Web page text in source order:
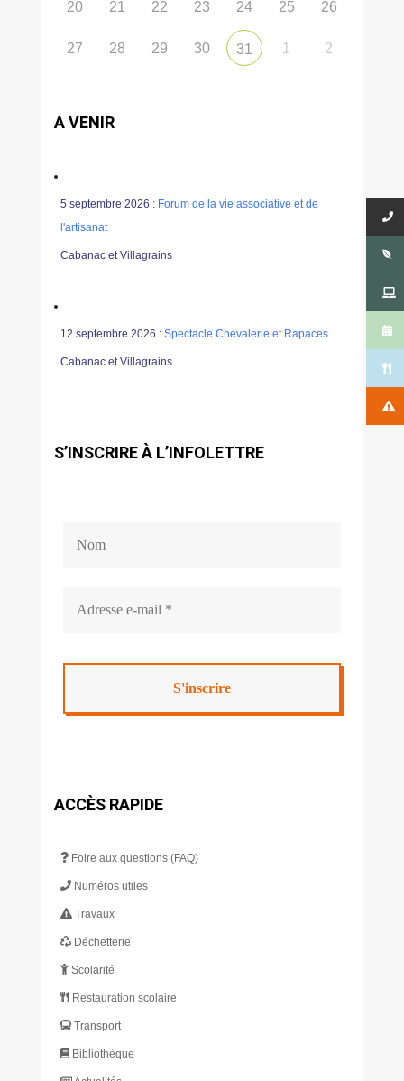
20 21 22 23 24 25 26
27 28 29 30 31 1 2
A VENIR
5 septembre 2026 : Forum de la vie associative et de
l'artisanat
Cabanac et Villagrains
12 septembre 2026 : Spectacle Chevalerie et Rapaces
Cabanac et Villagrains
S’INSCRIRE À L’INFOLETTRE
ACCÈS RAPIDE
Foire aux questions (FAQ)
Numéros utiles
Travaux
Déchetterie
Scolarité
Restauration scolaire
Transport
Bibliothèque